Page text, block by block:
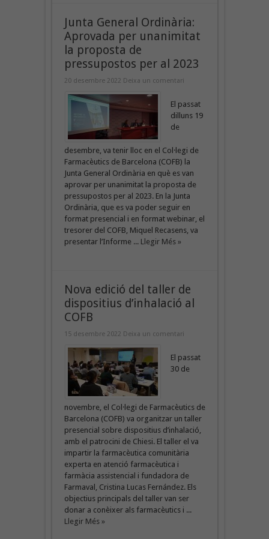
Junta General Ordinària:
Aprovada per unanimitat
la proposta de
pressupostos per al 2023
20 desembre 2022 Deixa un comentari
El passat
dilluns 19
de
desembre, va tenir lloc en el Col·legi de
Farmacèutics de Barcelona (COFB) la
Junta General Ordinària en què es van
aprovar per unanimitat la proposta de
pressupostos per al 2023. En la Junta
Ordinària, que es va poder seguir en
format presencial i en format webinar, el
tresorer del COFB, Miquel Recasens, va
presentar l’Informe ... Llegir Més »
Nova edició del taller de
dispositius d’inhalació al
COFB
15 desembre 2022 Deixa un comentari
El passat
30 de
novembre, el Col·legi de Farmacèutics de
Barcelona (COFB) va organitzar un taller
presencial sobre dispositius d’inhalació,
amb el patrocini de Chiesi. El taller el va
impartir la farmacèutica comunitària
experta en atenció farmacèutica i
farmàcia assistencial i fundadora de
Farmaval, Cristina Lucas Fernández. Els
objectius principals del taller van ser
donar a conèixer als farmacèutics i ...
Llegir Més »